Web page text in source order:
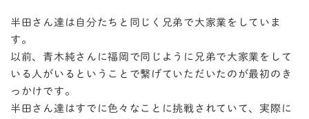
半田さん達は自分たちと同じく兄弟で大家業をしていま
す。
以前、青木純さんに福岡で同じように兄弟で大家業をして
いる人がいるということで繋げていただいたのが最初のき
っかけです。
半田さん達はすでに色々なことに挑戦されていて、実際に